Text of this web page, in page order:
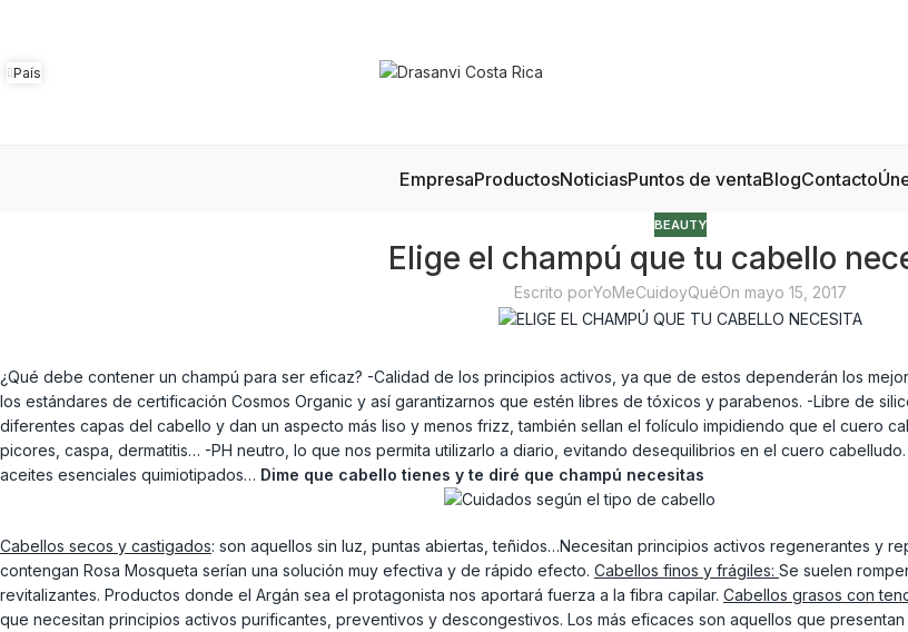
País
EmpresaProductosNoticiasPuntos de ventaBlogContacto
BEAUTY
Elige el champú que tu cabello
Escrito porYoMeCuidoyQuéOn mayo 15, 2017
¿Qué debe contener un champú para ser eficaz? -Calidad de los principios activos, ya que de estos dependerán los
los estándares de certificación Cosmos Organic y así garantizarnos que estén libres de tóxicos y parabenos. -Libre de
diferentes capas del cabello y dan un aspecto más liso y menos frizz, también sellan el folículo impidiendo que el cuero
picores, caspa, dermatitis… -PH neutro, lo que nos permita utilizarlo a diario, evitando desequilibrios en el cuero
aceites esenciales quimiotipados… Dime que cabello tienes y te diré que champú necesitas
Cabellos secos y castigados: son aquellos sin luz, puntas abiertas, teñidos…Necesitan principios activos regenerantes y
contengan Rosa Mosqueta serían una solución muy efectiva y de rápido efecto. Cabellos finos y frágiles: Se suelen
revitalizantes. Productos donde el Argán sea el protagonista nos aportará fuerza a la fibra capilar. Cabellos grasos con
que necesitan principios activos purificantes, preventivos y descongestivos. Los más eficaces son aquellos que